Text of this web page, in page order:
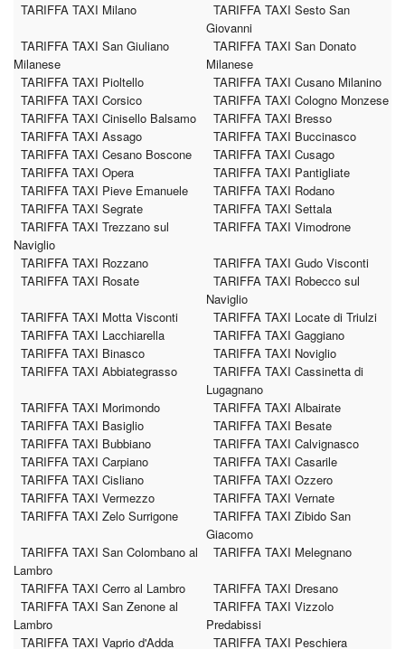
TARIFFA TAXI Milano
TARIFFA TAXI Sesto San
Giovanni
TARIFFA TAXI San Giuliano
Milanese
TARIFFA TAXI San Donato
Milanese
TARIFFA TAXI Pioltello
TARIFFA TAXI Cusano Milanino
TARIFFA TAXI Corsico
TARIFFA TAXI Cologno Monzese
TARIFFA TAXI Cinisello Balsamo
TARIFFA TAXI Bresso
TARIFFA TAXI Assago
TARIFFA TAXI Buccinasco
TARIFFA TAXI Cesano Boscone
TARIFFA TAXI Cusago
TARIFFA TAXI Opera
TARIFFA TAXI Pantigliate
TARIFFA TAXI Pieve Emanuele
TARIFFA TAXI Rodano
TARIFFA TAXI Segrate
TARIFFA TAXI Settala
TARIFFA TAXI Trezzano sul
Naviglio
TARIFFA TAXI Vimodrone
TARIFFA TAXI Rozzano
TARIFFA TAXI Gudo Visconti
TARIFFA TAXI Rosate
TARIFFA TAXI Robecco sul
Naviglio
TARIFFA TAXI Motta Visconti
TARIFFA TAXI Locate di Triulzi
TARIFFA TAXI Lacchiarella
TARIFFA TAXI Gaggiano
TARIFFA TAXI Binasco
TARIFFA TAXI Noviglio
TARIFFA TAXI Abbiategrasso
TARIFFA TAXI Cassinetta di
Lugagnano
TARIFFA TAXI Morimondo
TARIFFA TAXI Albairate
TARIFFA TAXI Basiglio
TARIFFA TAXI Besate
TARIFFA TAXI Bubbiano
TARIFFA TAXI Calvignasco
TARIFFA TAXI Carpiano
TARIFFA TAXI Casarile
TARIFFA TAXI Cisliano
TARIFFA TAXI Ozzero
TARIFFA TAXI Vermezzo
TARIFFA TAXI Vernate
TARIFFA TAXI Zelo Surrigone
TARIFFA TAXI Zibido San
Giacomo
TARIFFA TAXI San Colombano al
Lambro
TARIFFA TAXI Melegnano
TARIFFA TAXI Cerro al Lambro
TARIFFA TAXI Dresano
TARIFFA TAXI San Zenone al
Lambro
TARIFFA TAXI Vizzolo
Predabissi
TARIFFA TAXI Vaprio d'Adda
TARIFFA TAXI Peschiera